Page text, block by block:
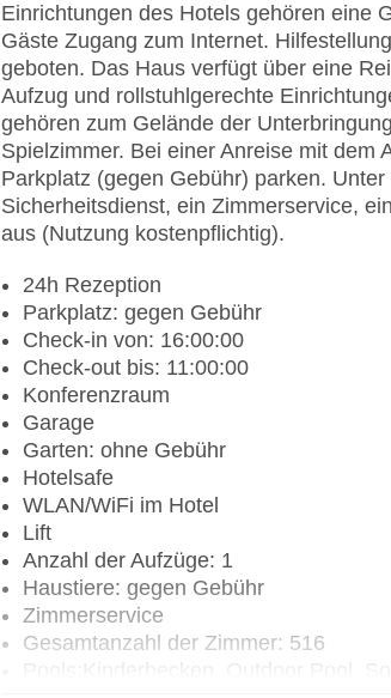
Einrichtungen des Hotels gehören eine
Gäste Zugang zum Internet.
geboten. Das Haus verfügt über eine
Aufzug und rollstuhlgerechte
gehören zum Gelände der
Spielzimmer. Bei einer Anreise mit dem
Parkplatz (gegen Gebühr) parken.
Sicherheitsdienst, ein Zimmerservice,
aus (Nutzung kostenpflichtig).
24h Rezeption
Parkplatz: gegen Gebühr
Check-in von: 16:00:00
Check-out bis: 11:00:00
Konferenzraum
Garage
Garten: ohne Gebühr
Hotelsafe
WLAN/WiFi im Hotel
Lift
Anzahl der Aufzüge: 1
Haustiere: gegen Gebühr
Zimmerservice
Gesamtanzahl der Zimmer: 516